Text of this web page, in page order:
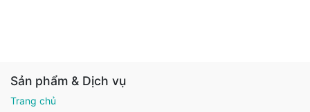
Sản phẩm & Dịch vụ
Trang chủ